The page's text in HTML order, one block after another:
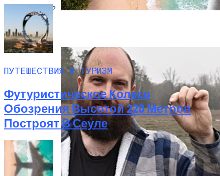
ПУТЕШЕСТВИЯ И ТУРИЗМ
Футуристическое Колесо
Обозрения Высотой 220 Метров
Построят В Сеуле